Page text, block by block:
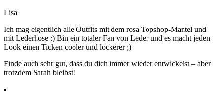
Lisa
Ich mag eigentlich alle Outfits mit dem rosa Topshop-Mantel und
mit Lederhose :) Bin ein totaler Fan von Leder und es macht jeden
Look einen Ticken cooler und lockerer ;)
Finde auch sehr gut, dass du dich immer wieder entwickelst – aber
trotzdem Sarah bleibst!